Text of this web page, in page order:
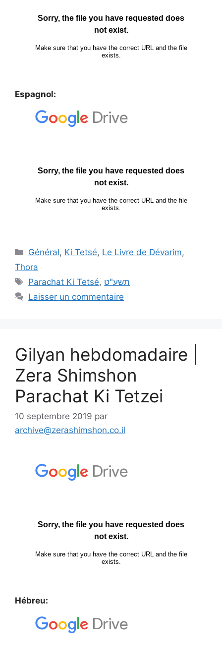
Espagnol:
Général, Ki Tetsé, Le Livre de Dévarim,
Thora
Parachat Ki Tetsé, תשע"ט
Laisser un commentaire
Gilyan hebdomadaire |
Zera Shimshon
Parachat Ki Tetzei
10 septembre 2019 par
archive@zerashimshon.co.il
Hébreu: